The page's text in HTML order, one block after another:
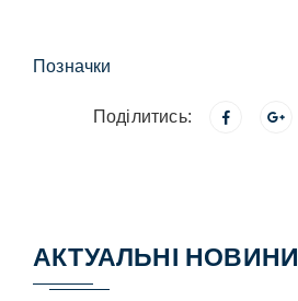
Позначки
Поділитись:
АКТУАЛЬНІ НОВИНИ